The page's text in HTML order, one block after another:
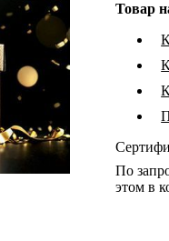
Товар
По
этом в